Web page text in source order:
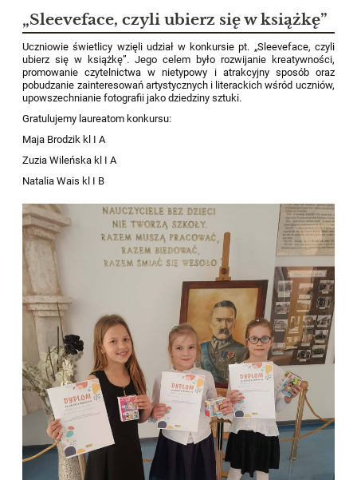
„Sleeveface, czyli ubierz się w książkę”
Uczniowie świetlicy wzięli udział w konkursie pt. „Sleeveface, czyli
ubierz się w książkę”. Jego celem było rozwijanie kreatywności,
promowanie czytelnictwa w nietypowy i atrakcyjny sposób oraz
pobudzanie zainteresowań artystycznych i literackich wśród uczniów,
upowszechnianie fotografii jako dziedziny sztuki.
Gratulujemy laureatom konkursu:
Maja Brodzik kl I A
Zuzia Wileńska kl I A
Natalia Wais kl I B